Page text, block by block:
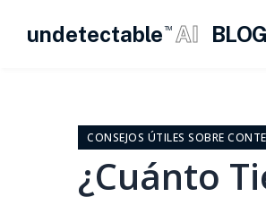
undetectable TM AI BLOG
contenido CONSEJOS ÚTILES SOBRE
¿Cuánto